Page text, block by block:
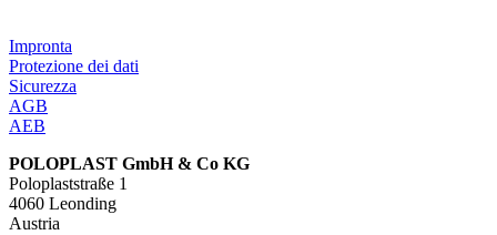
Impronta
Protezione dei dati
Sicurezza
AGB
AEB
POLOPLAST GmbH & Co KG
Poloplaststraße 1
4060 Leonding
Austria